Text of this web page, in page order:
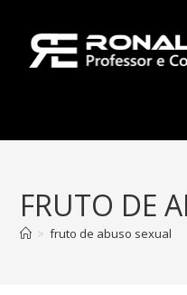
FRUTO DE
> fruto de abuso sexual